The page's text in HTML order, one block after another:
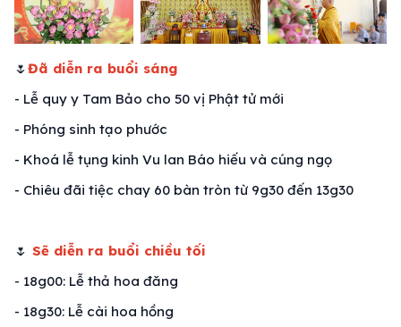
🌷Đã diễn ra buổi sáng
- Lễ quy y Tam Bảo cho 50 vị Phật tử mới
- Phóng sinh tạo phước
- Khoá lễ tụng kinh Vu lan Báo hiếu và cúng ngọ
- Chiêu đãi tiệc chay 60 bàn tròn từ 9g30 đến 13g30
🌷 Sẽ diễn ra buổi chiều tối
- 18g00: Lễ thả hoa đăng
- 18g30: Lễ cài hoa hồng